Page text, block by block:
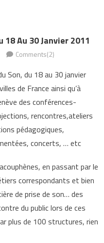
18 Au 30 Janvier 2011
Comments(2)
Son, du 18 au 30 janvier
de France ainsi qu’à
des conférences-
rencontres,ateliers
pédagogiques,
concerts, … etc
en passant par le
correspondants et bien
de prise de son… des
du public lors de ces
plus de 100 structures, rien